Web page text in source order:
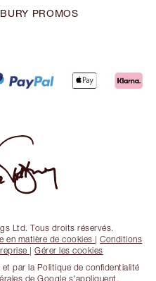
PROMOS
Ltd. Tous droits réservés.
en matière de cookies |Conditions
|Gérer les cookies
par la Politique de confidentialité
de Google s'appliquent.